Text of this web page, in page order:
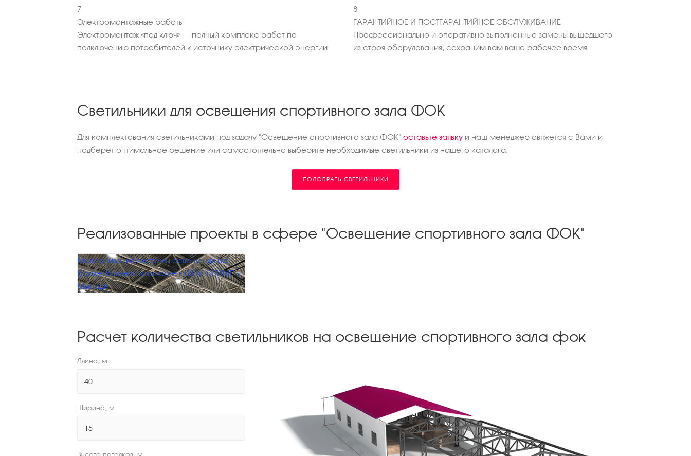
7
Электромонтажные работы
Электромонтаж «под ключ» – полный комплекс работ по
подключению потребителей к источнику электрической энергии
8
ГАРАНТИЙНОЕ И ПОСТГАРАНТИЙНОЕ ОБСЛУЖИВАНИЕ
Профессионально и оперативно выполненные замены вышедшего
из строя оборудования, сохраним вам ваше рабочее время
Светильники для освещения спортивного зала ФОК
Для комплектования светильниками под задачу "Освещение спортивного зала ФОК" оставьте заявку и наш менеджер свяжется с Вами и
подберет оптимальное решение или самостоятельно выберите необходимые светильники из нашего каталога.
ПОДОБРАТЬ СВЕТИЛЬНИКИ
Реализованные проекты в сфере "Освещение спортивного зала ФОК"
Модернизация системы освещения на
баскетбольной площадке в ФОК ОЛИМП г.
Мытищи
Расчет количества светильников на освещение спортивного зала фок
Длина, м
Ширина, м